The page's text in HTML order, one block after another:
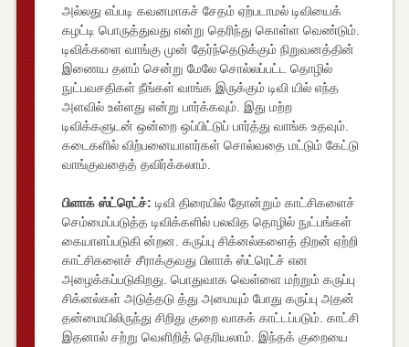
அல்லது எப்படி கவனமாகச் சேதம் ஏற்படாமல் டிவியைக்
கழட்டி பொருத்துவது என்று தெரிந்து கொள்ள வெண்டும்.
டிவிக்களை வாங்கு முன் தேர்ந்தெடுக்கும் நிறுவனத்தின்
இணைய தளம் சென்று மேலே சொல்லப்பட்ட தொழில்
நுட்பவசதிகள் நீங்கள் வாங்க இருக்கும் டிவி யில் எந்த
அளவில் உள்ளது என்று பார்க்கவும். இது மற்ற
டிவிக்களுடன் ஒன்றை ஒப்பிட்டுப் பார்த்து வாங்க உதவும்.
கடைகளில் விற்பனையாளர்கள் சொல்வதை மட்டும் கேட்டு
வாங்குவதைத் தவிர்க்கலாம்.
பிளாக் ஸ்ட்ரெட்ச்: டிவி திரையில் தோன்றும் காட்சிகளைச்
செம்மைப்படுத்த டிவிக்களில் பலவித தொழில் நுட்பங்கள்
கையாளப்படுகி ன்றன. கருப்பு சிக்னல்களைத் திறன் ஏற்றி
காட்சிகளைச் சீராக்குவது பிளாக் ஸ்ட்ரெட்ச் என
அழைக்கப்படுகிறது. பொதுவாக வெள்ளை மற்றும் கருப்பு
சிக்னல்கள் அடுத்தடு த்து அமையும் போது கருப்பு அதன்
தன்மையிலிருந்து சிறிது குறை வாகக் காட்டப்படும். காட்சி
இதனால் சற்று வெளிறித் தெரியலாம். இந்தக் குறையை